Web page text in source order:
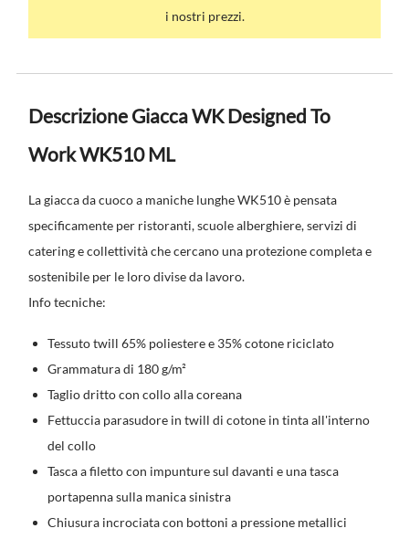
i nostri prezzi.
Descrizione Giacca WK Designed To
Work WK510 ML
La giacca da cuoco a maniche lunghe WK510 è pensata
specificamente per ristoranti, scuole alberghiere, servizi di
catering e collettività che cercano una protezione completa e
sostenibile per le loro divise da lavoro.
Info tecniche:
Tessuto twill 65% poliestere e 35% cotone riciclato
Grammatura di 180 g/m²
Taglio dritto con collo alla coreana
Fettuccia parasudore in twill di cotone in tinta all'interno
del collo
Tasca a filetto con impunture sul davanti e una tasca
portapenna sulla manica sinistra
Chiusura incrociata con bottoni a pressione metallici